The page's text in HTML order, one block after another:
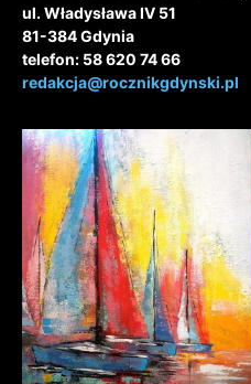
ul. Władysława IV 51
81-384 Gdynia
telefon: 58 620 74 66
redakcja@rocznikgdynski.pl